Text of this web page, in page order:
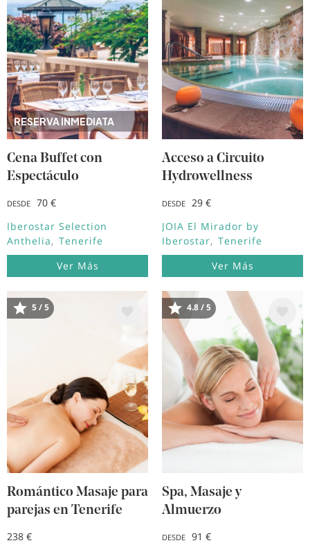
RESERVA INMEDIATA
Cena Buffet con
Espectáculo
DESDE
70 €
Iberostar Selection
Anthelia
Tenerife
Ver Más
Acceso a Circuito
Hydrowellness
DESDE
29 €
JOIA El Mirador by
Iberostar
Tenerife
Ver Más
Image
5 / 5
Romántico Masaje para
parejas en Tenerife
238 €
Image
4.8 / 5
Spa, Masaje y
Almuerzo
DESDE 91 €